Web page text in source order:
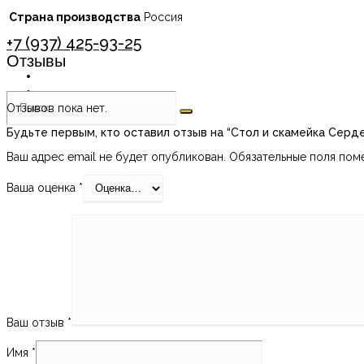
+7 (937) 425-93-25
Страна производства Россия
Отзывы
Отзывов пока нет.
Будьте первым, кто оставил отзыв на “Стол и скамейка
Ваш адрес email не будет опубликован. Обязательные поля
Ваша оценка *
Ваш отзыв *
Имя *